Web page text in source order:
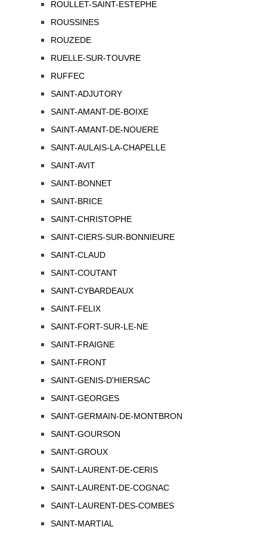
ROULLET-SAINT-ESTEPHE
ROUSSINES
ROUZEDE
RUELLE-SUR-TOUVRE
RUFFEC
SAINT-ADJUTORY
SAINT-AMANT-DE-BOIXE
SAINT-AMANT-DE-NOUERE
SAINT-AULAIS-LA-CHAPELLE
SAINT-AVIT
SAINT-BONNET
SAINT-BRICE
SAINT-CHRISTOPHE
SAINT-CIERS-SUR-BONNIEURE
SAINT-CLAUD
SAINT-COUTANT
SAINT-CYBARDEAUX
SAINT-FELIX
SAINT-FORT-SUR-LE-NE
SAINT-FRAIGNE
SAINT-FRONT
SAINT-GENIS-D'HIERSAC
SAINT-GEORGES
SAINT-GERMAIN-DE-MONTBRON
SAINT-GOURSON
SAINT-GROUX
SAINT-LAURENT-DE-CERIS
SAINT-LAURENT-DE-COGNAC
SAINT-LAURENT-DES-COMBES
SAINT-MARTIAL